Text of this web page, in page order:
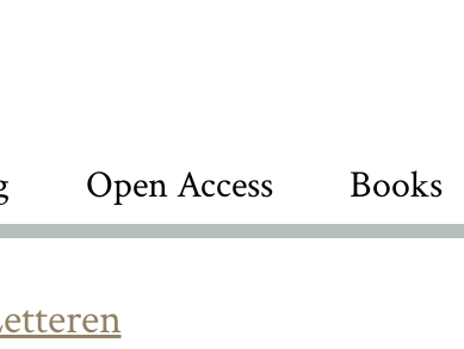
Open Access Books